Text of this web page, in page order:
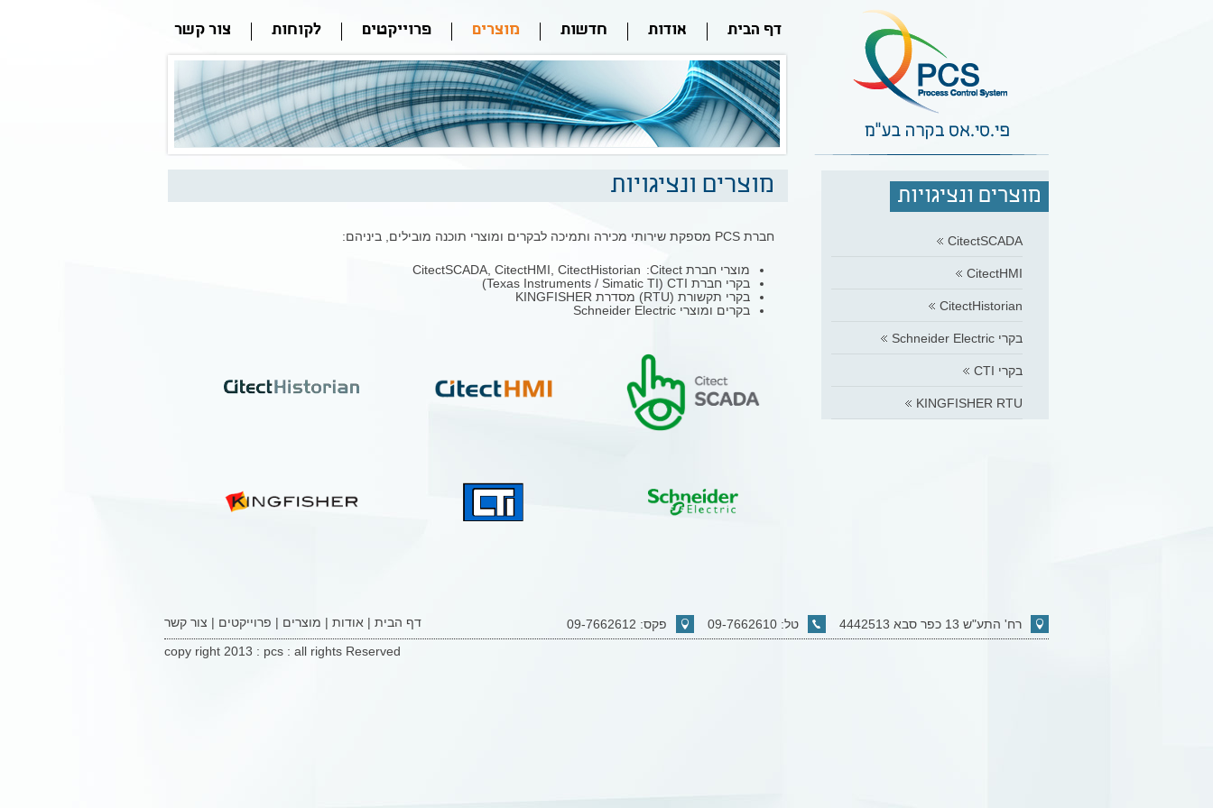
דף הבית אודות חדשות מוצרים פרוייקטים לקוחות צור קשר
מוצרים ונציגויות
CitectSCADA
CitectHMI
CitectHistorian
בקרי Schneider Electric
בקרי CTI
KINGFISHER RTU
מוצרים ונציגויות
חברת PCS מספקת שירותי מכירה ותמיכה לבקרים ומוצרי תוכנה מובילים, ביניהם:
מוצרי חברת Citect:
CitectSCADA, CitectHMI, CitectHistorian
בקרי חברת Texas Instruments / Simatic TI) CTI)
בקרי תקשורת (RTU) מסדרת KINGFISHER
בקרים ומוצרי Schneider Electric
רח' התע"ש 13 כפר סבא 4442513 טל: 09-7662610 פקס: 09-7662612 דף הבית | אודות | מוצרים | פרוייקטים | צור קשר
copy right 2013 : pcs : all rights Reserved